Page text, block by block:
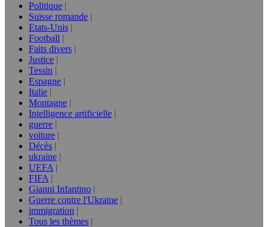
Politique
Suisse romande
Etats-Unis
Football
Faits divers
Justice
Tessin
Espagne
Italie
Montagne
Intelligence artificielle
guerre
voiture
Décès
ukraine
UEFA
FIFA
Gianni Infantino
Guerre contre l'Ukraine
immigration
Tous les thèmes